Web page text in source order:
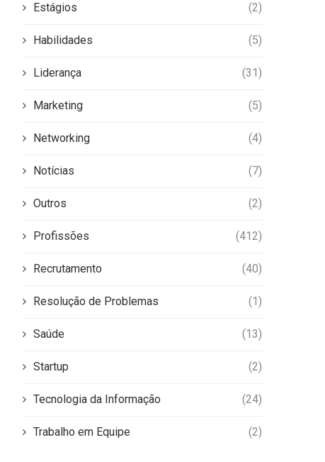
Estágios (2)
Habilidades (5)
Liderança (31)
Marketing (5)
Networking (4)
Notícias (7)
Outros (2)
Profissões (412)
Recrutamento (40)
Resolução de Problemas (1)
Saúde (13)
Startup (2)
Tecnologia da Informação (24)
Trabalho em Equipe (2)